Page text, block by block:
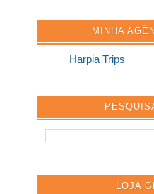
MINHA
Harpia Trips
LOJA